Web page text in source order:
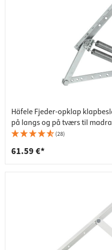
Häfele Fjeder-opklap
på langs og på tværs til
(28)
61.59 €*